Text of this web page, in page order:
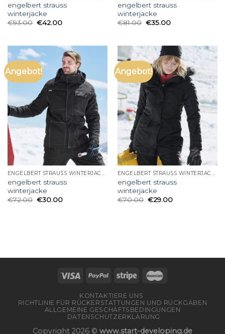
engelbert strauss
winterjacke
€93.00 €42.00
engelbert strauss
winterjacke
€81.00 €35.00
Angebot!
ENGELBERT STRAUSS WINTERJACKE
engelbert strauss
winterjacke
€72.00 €30.00
Angebot!
ENGELBERT STRAUSS WINTERJACKE
engelbert strauss
winterjacke
€70.00 €29.00
KONTAKTIERE UNS
RICHTLINIE FÜR RÜCKERSTATTUNGEN UND RÜCKGABEN
ALLGEMEINE GESCHÄFTSBEDINGUNGEN
DATENSCHUTZERKLÄRUNG
Copyright 2026 © www.start-developing.de